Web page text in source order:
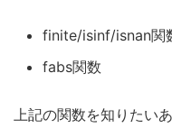
finite/isinf/isnan関
fabs関数
上記の関数を知りたい